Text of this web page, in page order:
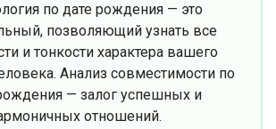
по дате рождения — это
позволяющий узнать все
и тонкости характера вашего
Анализ совместимости по
— залог успешных и
отношений.